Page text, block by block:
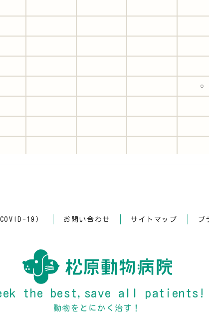
○
○
19） お問い合わせ サイトマップ プ
the best,save all patients!
動物をとにかく治す！